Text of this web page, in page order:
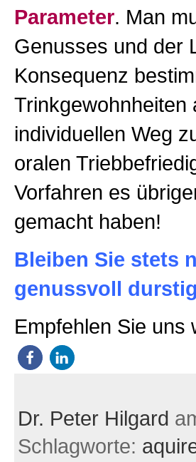
Parameter. Man
Genusses und der
Konsequenz
Trinkgewohnheiten
individuellen Weg
oralen
Vorfahren es
gemacht haben!
Bleiben Sie stets
genussvoll
Empfehlen Sie uns
Dr. Peter Hilgard
Schlagworte: